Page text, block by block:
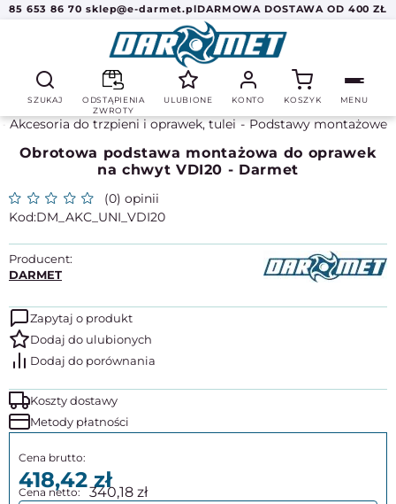
85 653 86 70 sklep@e-darmet.plDARMOWA DOSTAWA OD 400 ZŁ
SZUKAJ
ODSTĄPIENIA
ZWROTY
ULUBIONE KONTO KOSZYK MENU
Akcesoria do trzpieni i oprawek, tulei Podstawy montażowe
Obrotowa podstawa montażowa do oprawek
na chwyt VDI20 - Darmet
(0) opinii
DM_AKC_UNI_VDI20
Producent:
DARMET
Zapytaj o produkt
Koszty dostawy
Metody płatności
418,42340,18